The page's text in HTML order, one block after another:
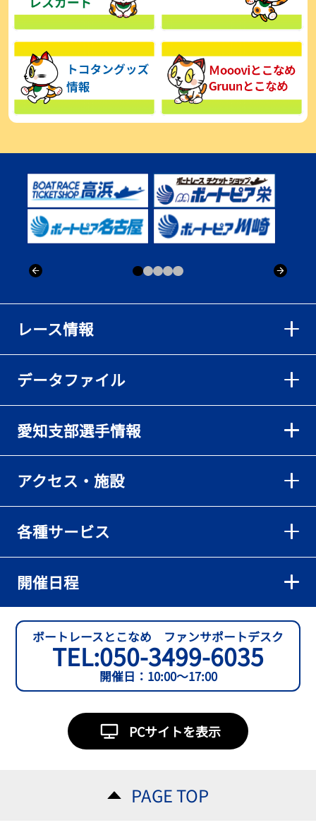
【とこなめボート ルーキーシリーズ】広瀬凜 6位で予選突破「勝負
2026年08月02日
【とこなめボート 日野未来コラム とこなめミライ予想図】トコタン
お誕生日おめでとう！
2026年08月02日
んでもらったし、恩返しをしたいです」～とこなめルーキーＳ
【常滑ボート・ルーキーＳ】荒木颯斗 予選９位でセミファイナル進
出「そろそろ優勝したい」
2026年08月02日
回りは良くなった」／常滑 - 日刊スポーツ
【ボートレース】島川海輝が逃げ切って準優勝負駆け成功、準優は
伸び意識の調整で／常滑 - 日刊スポーツ
【ボートレース】地元の荒木颯斗が有言実行の予選突破「そろそろ
2026年08月02日
【とこなめボート】出足抜群の篠原晟弥だが「叩き変える可能性も
ある」と思案顔
【とこなめボート】準優６枠の西川拓利は「チルトを跳ねる可能性
もあります」
2026年08月02日
【とこなめボート ルーキーシリーズ第15戦】石渡翔一郎 内枠狙うぞ
「足は厳しかったけど、４日目につながって良かった」～とこなめ
2026年08月01日
レース情報
データファイル
愛知支部選手情報
アクセス・施設
各種サービス
開催日程
ボートレースとこなめ ファンサポートデスク
TEL:050-3499-6035
開催日：10:00～17:00
PCサイトを表示
PAGE TOP